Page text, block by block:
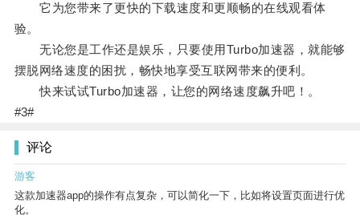
它为您带来了更快的下载速度和更顺畅的在线观看体
验。
无论您是工作还是娱乐，只要使用Turbo加速器，就能够
摆脱网络速度的困扰，畅快地享受互联网带来的便利。
快来试试Turbo加速器，让您的网络速度飙升吧！。
#3#
评论
游客
这款加速器app的操作有点复杂，可以简化一下，比如将设置页面进行优
化。